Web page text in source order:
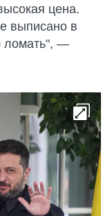
цена.
выписано в
ломать", —